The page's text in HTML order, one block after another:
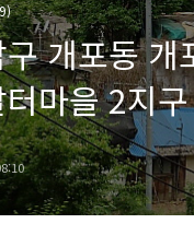
개포동 개
마을 2지구